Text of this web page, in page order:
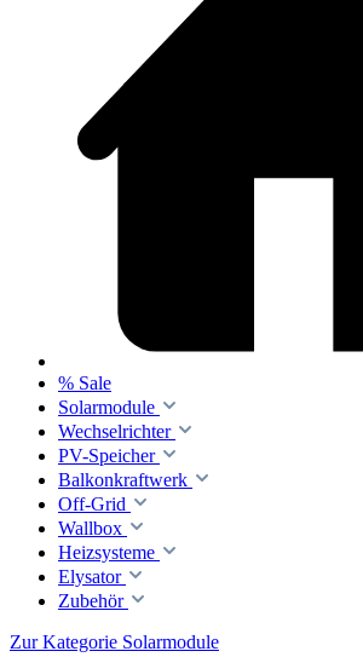
% Sale
Solarmodule
Wechselrichter
PV-Speicher
Balkonkraftwerk
Off-Grid
Wallbox
Heizsysteme
Elysator
Zubehör
Zur Kategorie Solarmodule